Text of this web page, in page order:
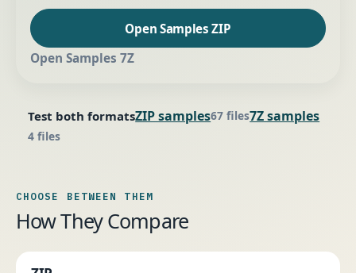
Open Samples ZIP
Open Samples 7Z
Test both formatsZIP samples67 files7Z samples
4 files
CHOOSE BETWEEN THEM
How They Compare